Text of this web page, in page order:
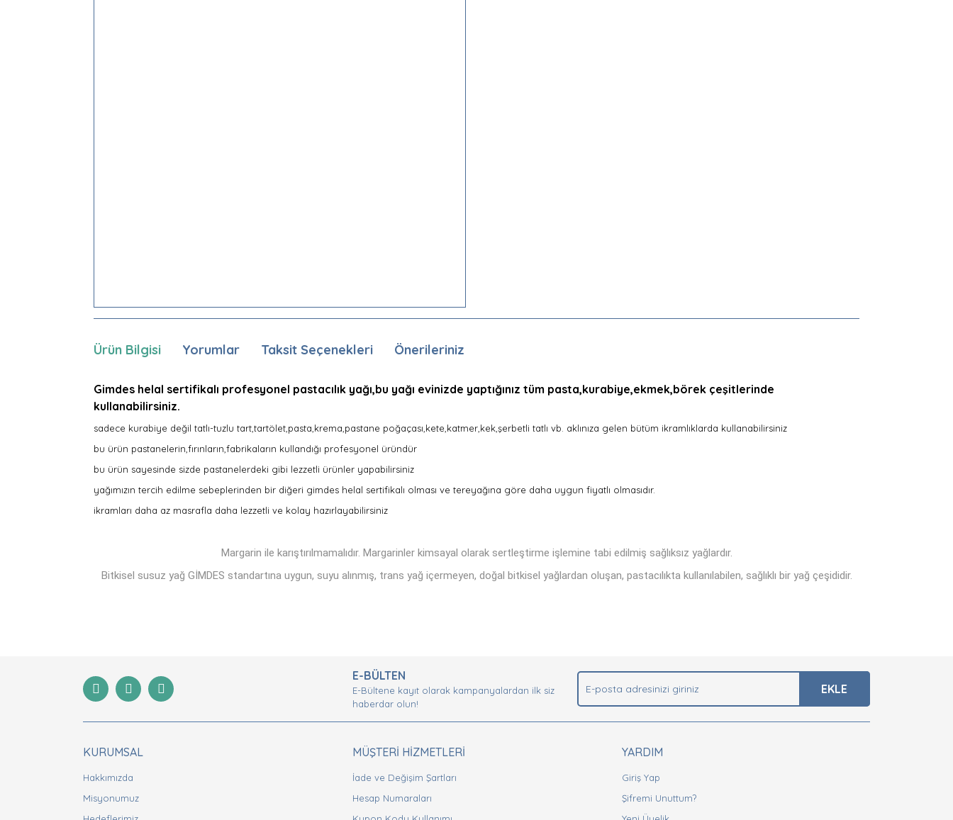
Ürün Bilgisi Yorumlar Taksit Seçenekleri Önerileriniz
Gimdes helal sertifikalı profesyonel pastacılık yağı,bu yağı evinizde yaptığınız tüm pasta,kurabiye,ekmek,börek çeşitlerinde
kullanabilirsiniz.
sadece kurabiye değil tatlı-tuzlu tart,tartölet,pasta,krema,pastane poğaçası,kete,katmer,kek,şerbetli tatlı vb. aklınıza gelen bütüm ikramlıklarda kullanabilirsiniz
bu ürün pastanelerin,fırınların,fabrikaların kullandığı profesyonel üründür
bu ürün sayesinde sizde pastanelerdeki gibi lezzetli ürünler yapabilirsiniz
yağımızın tercih edilme sebeplerinden bir diğeri gimdes helal sertifikalı olması ve tereyağına göre daha uygun fiyatlı olmasıdır.
ikramları daha az masrafla daha lezzetli ve kolay hazırlayabilirsiniz
Margarin ile karıştırılmamalıdır. Margarinler kimsayal olarak sertleştirme işlemine tabi edilmiş sağlıksız yağlardır.
Bitkisel susuz yağ GİMDES standartına uygun, suyu alınmış, trans yağ içermeyen, doğal bitkisel yağlardan oluşan, pastacılıkta kullanılabilen, sağlıklı bir yağ çeşididir.
Ürün açıklamasında eksik bilgiler bulunuyor.
Bu ürüne benzer farklı alternatifler olmalı.
E-BÜLTEN
E-Bültene kayıt olarak kampanyalardan ilk siz
haberdar olun!
EKLE
KURUMSAL
Hakkımızda
Misyonumuz
MÜŞTERİ HİZMETLERİ
İade ve Değişim Şartları
Hesap Numaraları
YARDIM
Giriş Yap
Şifremi Unuttum?